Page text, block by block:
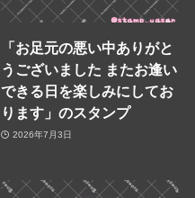
「お足元の悪い中ありがと
うございました またお逢い
できる日を楽しみにしてお
ります」のスタンプ
2026年7月3日